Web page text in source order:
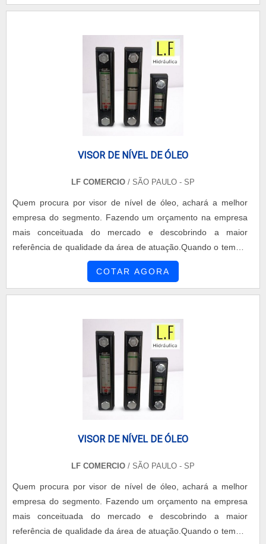
VISOR DE NÍVEL DE ÓLEO
LF COMERCIO / SÃO PAULO - SP
Quem procura por visor de nível de óleo, achará a melhor
empresa do segmento. Fazendo um orçamento na empresa
mais conceituada do mercado e descobrindo a maior
referência de qualidade da área de atuação.Quando o tema é
visor de nível de óleo, com os colaboradores da LF Comércio
o cliente poderá contar ótima qualidade com ampla variedade
COTAR AGORA
VISOR DE NÍVEL DE ÓLEO
LF COMERCIO / SÃO PAULO - SP
Quem procura por visor de nível de óleo, achará a melhor
empresa do segmento. Fazendo um orçamento na empresa
mais conceituada do mercado e descobrindo a maior
referência de qualidade da área de atuação.Quando o tema é